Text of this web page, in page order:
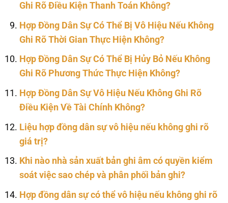
Ghi Rõ Điều Kiện Thanh Toán Không?
Hợp Đồng Dân Sự Có Thể Bị Vô Hiệu Nếu Không
Ghi Rõ Thời Gian Thực Hiện Không?
Hợp Đồng Dân Sự Có Thể Bị Hủy Bỏ Nếu Không
Ghi Rõ Phương Thức Thực Hiện Không?
Hợp Đồng Dân Sự Vô Hiệu Nếu Không Ghi Rõ
Điều Kiện Về Tài Chính Không?
Liệu hợp đồng dân sự vô hiệu nếu không ghi rõ
giá trị?
Khi nào nhà sản xuất bản ghi âm có quyền kiểm
soát việc sao chép và phân phối bản ghi?
Hợp đồng dân sự có thể vô hiệu nếu không ghi rõ